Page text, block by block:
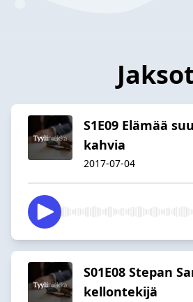
S1E09 Elämää
kahvia
2017-07-04
S01E08 Stepan
kellontekijä